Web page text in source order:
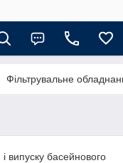
Фільтрувальне
і випуску басейнового